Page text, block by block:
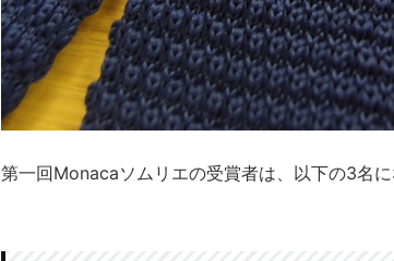
第一回Monacaソムリエの受賞者は、以下の3名に